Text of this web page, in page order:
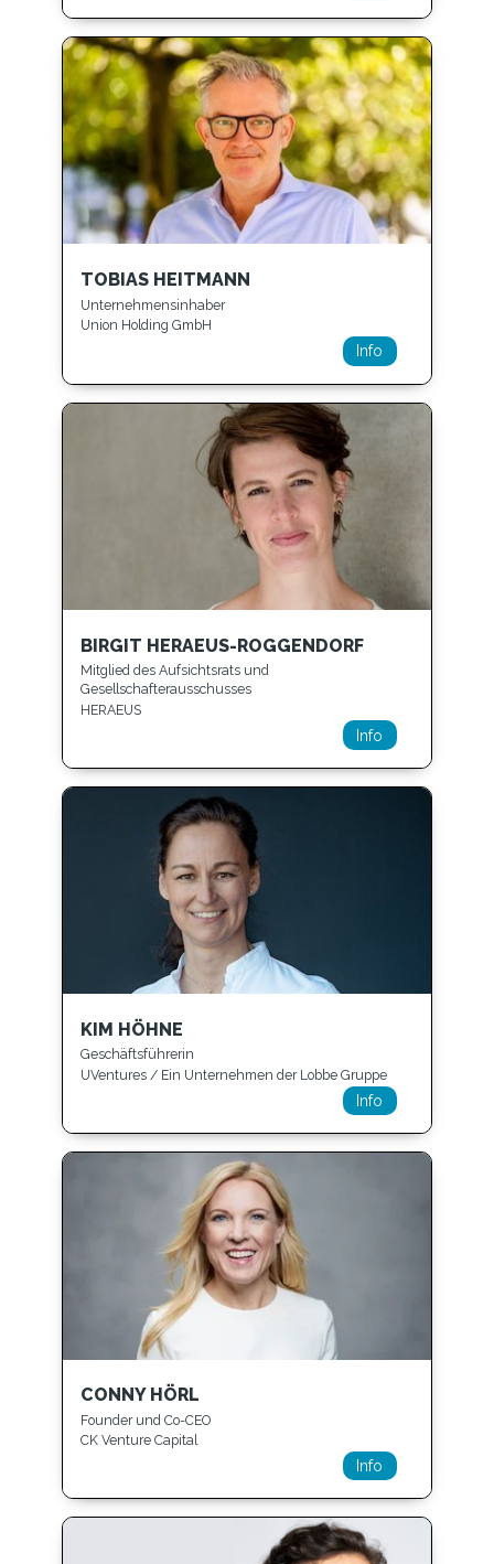
TOBIAS HEITMANN
Unternehmensinhaber
Union Holding GmbH
Info
BIRGIT HERAEUS-ROGGENDORF
Mitglied des Aufsichtsrats und
Gesellschafterausschusses
HERAEUS
Info
KIM HÖHNE
Geschäftsführerin
UVentures / Ein Unternehmen der Lobbe Gruppe
Info
CONNY HÖRL
Founder und Co-CEO
CK Venture Capital
Info